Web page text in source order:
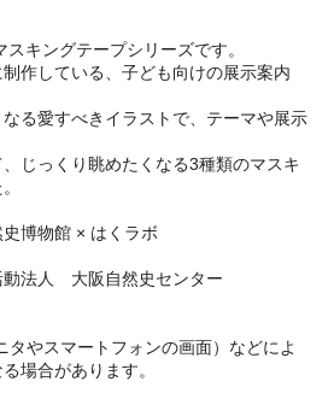
キングテープシリーズです。
作している、子ども向けの展示案内
る愛すべきイラストで、テーマや展示
じっくり眺めたくなる3種類のマスキ
博物館 × はくラボ
動法人 大阪自然史センター
タやスマートフォンの画面）などによ
場合があります。